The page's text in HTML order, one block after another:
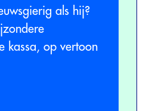
als hij?
kassa, op vertoon